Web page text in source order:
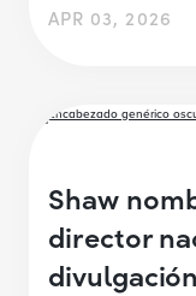
APR 03, 2026
Shaw
director